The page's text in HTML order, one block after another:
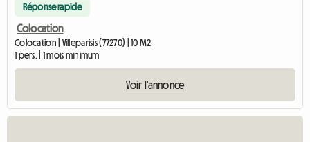
Réponse rapide
Colocation
Colocation | Villeparisis (77270) | 10 M2
1 pers. | 1 mois minimum
Voir l'annonce